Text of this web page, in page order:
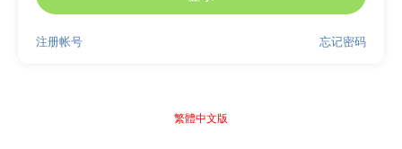
忘记密码
注册帐号
繁體中文版